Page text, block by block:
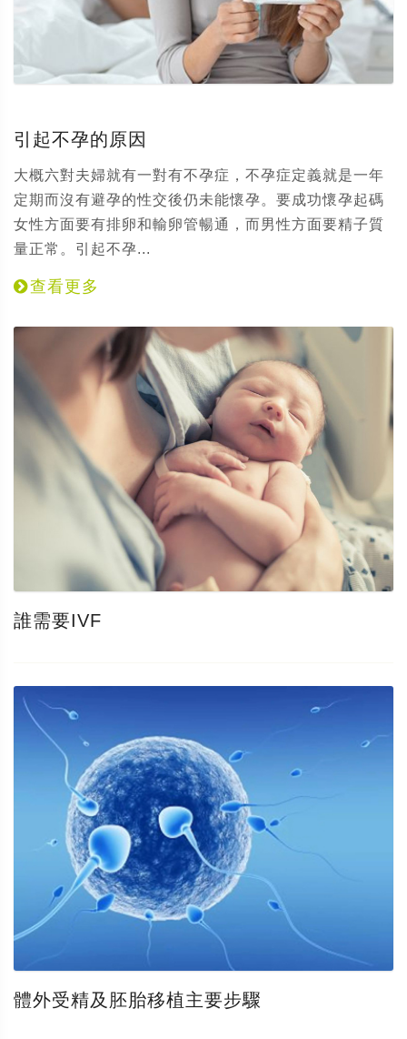
引起不孕的原因
大概六對夫婦就有一對有不孕症，不孕症定義就是一年
定期而沒有避孕的性交後仍未能懷孕。要成功懷孕起碼
女性方面要有排卵和輸卵管暢通，而男性方面要精子質
量正常。引起不孕...
查看更多
誰需要IVF
體外受精及胚胎移植主要步驟